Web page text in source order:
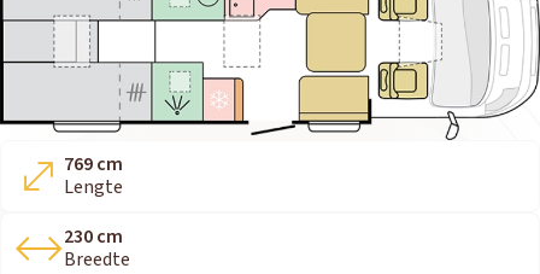
769 cm
Lengte
230 cm
Breedte